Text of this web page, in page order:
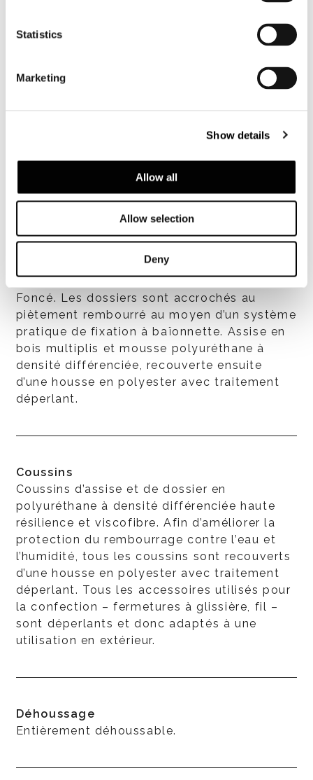
Statistics
Marketing
Show details
Allow all
Allow selection
Deny
Structure
Dossiers en tube d’acier inoxydable peint
couleur Bronze brillant ou couleur Écru mat
ou Marron Foncé mat, assorti à la couleur
des cordes. La structure en acier est
recouverte d’un fil de polypropylène tressé
qui forme un ruban de 24x7 mm. Le fil est
disponible couleur Écru, Bronze ou Marron
Foncé. Les dossiers sont accrochés au
piètement rembourré au moyen d’un système
pratique de fixation à baïonnette. Assise en
bois multiplis et mousse polyuréthane à
densité différenciée, recouverte ensuite
d’une housse en polyester avec traitement
déperlant.
Coussins
Coussins d’assise et de dossier en
polyuréthane à densité différenciée haute
résilience et viscofibre. Afin d’améliorer la
protection du rembourrage contre l’eau et
l’humidité, tous les coussins sont recouverts
d’une housse en polyester avec traitement
déperlant. Tous les accessoires utilisés pour
la confection – fermetures à glissière, fil –
sont déperlants et donc adaptés à une
utilisation en extérieur.
Déhoussage
Entièrement déhoussable.